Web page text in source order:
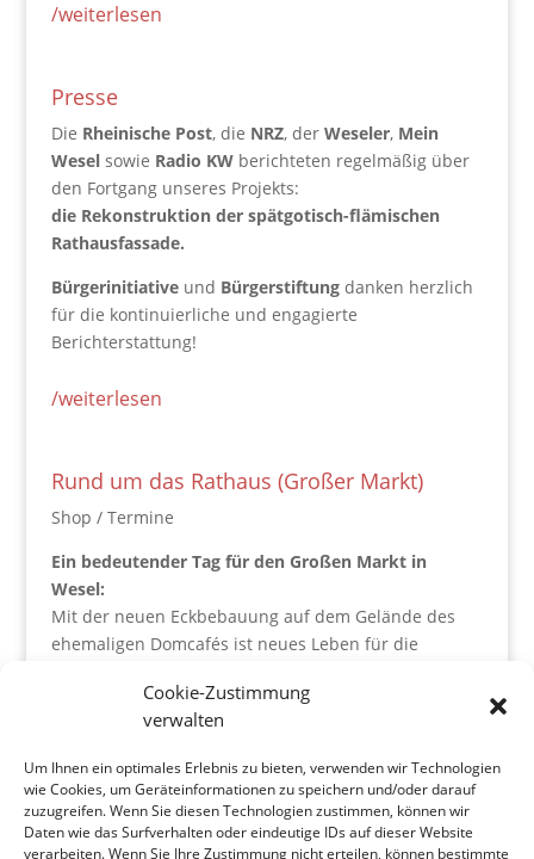
Cookie-Zustimmung
verwalten
Um Ihnen ein optimales Erlebnis zu bieten, verwenden wir Technologien
wie Cookies, um Geräteinformationen zu speichern und/oder darauf
zuzugreifen. Wenn Sie diesen Technologien zustimmen, können wir
Daten wie das Surfverhalten oder eindeutige IDs auf dieser Website
verarbeiten. Wenn Sie Ihre Zustimmung nicht erteilen, können bestimmte
/weiterlesen
Presse
Die Rheinische Post, die NRZ, der Weseler, Mein
Weselsowie Radio KWberichteten regelmäßig über
den Fortgang unseres Projekts:
die Rekonstruktion der spätgotisch-flämischen
Rathausfassade.
Bürgerinitiativeund Bürgerstiftungdanken herzlich
für die kontinuierliche und engagierte
Berichterstattung!
/weiterlesen
Rund um das Rathaus (Großer Markt)
Shop / Termine
Ein bedeutender Tag für den Großen Markt in
Wesel:
Mit der neuen Eckbebauung auf dem Gelände des
ehemaligen Domcafés ist neues Leben für die
– hier hat inzwischen dasCafé „Extrablatt“
RheinLippe (Nispa).
Der prägnante Giebelbau wurde vom Weseler
ArchitektenOtfried Jaeger entworfen.